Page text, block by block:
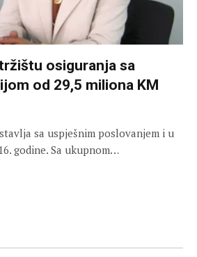
osiguranja sa
od 29,5 miliona KM
sa uspješnim poslovanjem i u
godine. Sa ukupnom…